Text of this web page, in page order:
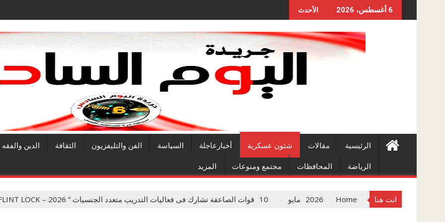
to
6 أغسطس، 2026 الأحدث
الرئيسية مقالات شئون عسكرية أخبارعاجلة السياسة الفن والتليفزيون الثقافة الدين والفقه
الرياضة المحافظات مجتمع ومنوعات المزيد
انت هنا Home
2026 مايو 10 قوات الصاعقة تشارك فى فعاليات التدريب متعدد الجنسيات ” FLINT LOCK – 2026 ” بدولتى ليبيا وكوت ديفوار